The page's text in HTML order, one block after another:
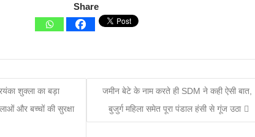
Share
शुक्ला का बड़ा
और बच्चों की सुरक्षा
जमीन बेटे के नाम करते ही SDM ने कही ऐसी बात,
बुजुर्ग महिला समेत पूरा पंडाल हंसी से गूंज उठा